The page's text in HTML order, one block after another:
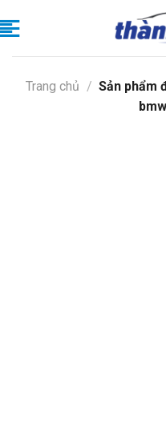
to
Trang chủ / Sản phẩm